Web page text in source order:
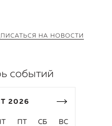
НА НОВОСТИ
событий
2026
ПТ СБ ВС